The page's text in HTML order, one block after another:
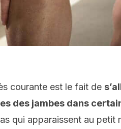
courante est le fait de
des jambes dans
qui apparaissent au petit